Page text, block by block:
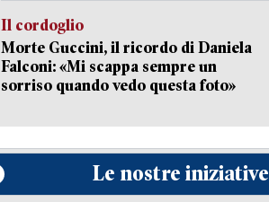
Il cordoglio
Morte Guccini, il ricordo di Daniela
Falconi: «Mi scappa sempre un
sorriso quando vedo questa foto»
Le nostre iniziative